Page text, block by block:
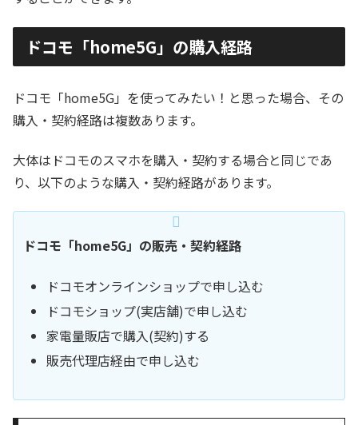
ドコモ「home5G」の購入経路
ドコモ「home5G」を使ってみたい！と思った場合、その
購入・契約経路は複数あります。
大体はドコモのスマホを購入・契約する場合と同じであ
り、以下のような購入・契約経路があります。
ドコモ「home5G」の販売・契約経路
ドコモオンラインショップで申し込む
ドコモショップ(実店舗)で申し込む
家電量販店で購入(契約)する
販売代理店経由で申し込む